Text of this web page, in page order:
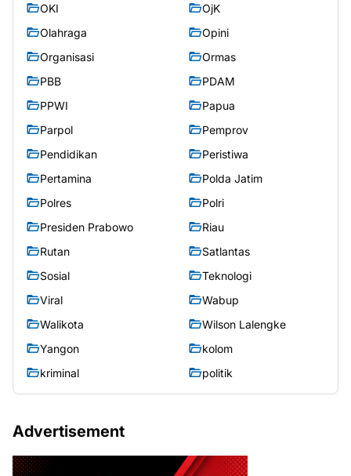
OKI
OjK
Olahraga
Opini
Organisasi
Ormas
PBB
PDAM
PPWI
Papua
Parpol
Pemprov
Pendidikan
Peristiwa
Pertamina
Polda Jatim
Polres
Polri
Presiden Prabowo
Riau
Rutan
Satlantas
Sosial
Teknologi
Viral
Wabup
Walikota
Wilson Lalengke
Yangon
kolom
kriminal
politik
Advertisement